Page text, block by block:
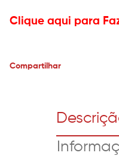
Clique aqui para
Compartilhar